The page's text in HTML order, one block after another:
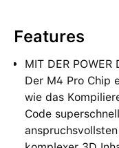
Features
MIT DER
Der M4 Pro Chip
wie das
Code